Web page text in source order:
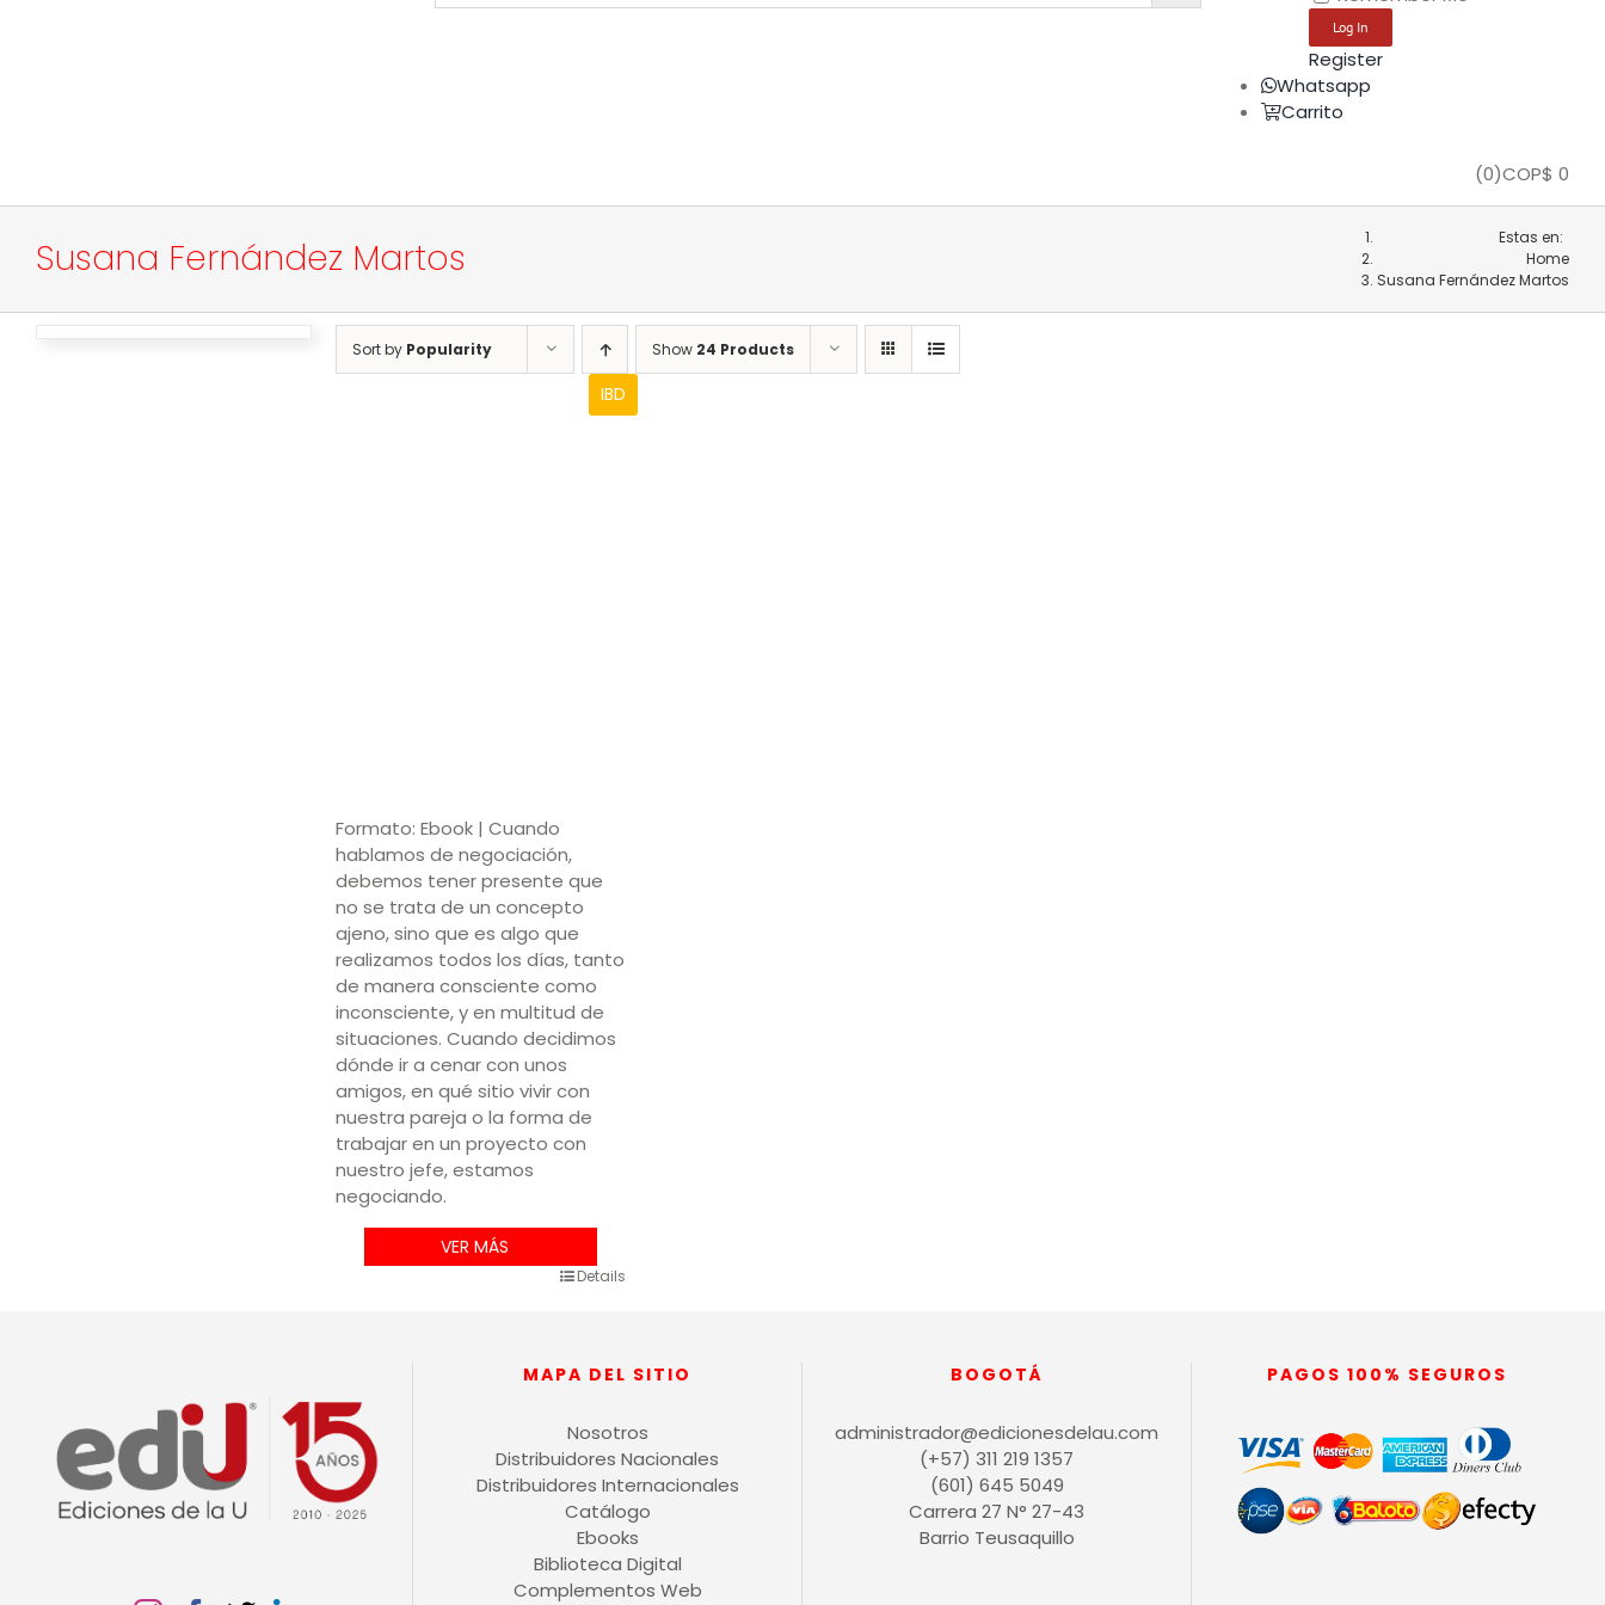
Register
Whatsapp
Carrito
(0)COP$ 0
Susana Fernández Martos
Estas en:
Home
Susana Fernández Martos
Sort by Popularity Show 24 Products
IBD
Formato: Ebook | Cuando
hablamos de negociación,
debemos tener presente que
no se trata de un concepto
ajeno, sino que es algo que
realizamos todos los días, tanto
de manera consciente como
inconsciente, y en multitud de
situaciones. Cuando decidimos
dónde ir a cenar con unos
amigos, en qué sitio vivir con
nuestra pareja o la forma de
trabajar en un proyecto con
nuestro jefe, estamos
negociando.
VER MÁS
Details
MAPA DEL SITIO
Nosotros
Distribuidores Nacionales
Distribuidores Internacionales
Catálogo
Ebooks
Biblioteca Digital
Complementos Web
BOGOTÁ
administrador@edicionesdelau.com
(+57) 311 219 1357
(601) 645 5049
Carrera 27 N° 27-43
Barrio Teusaquillo
PAGOS 100% SEGUROS